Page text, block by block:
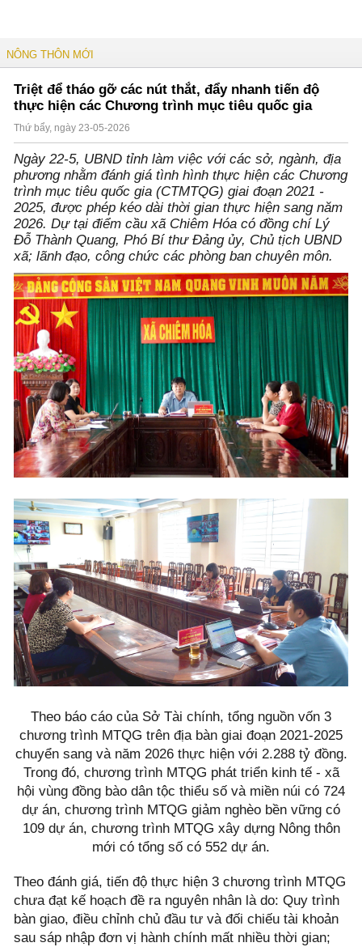
NÔNG THÔN MỚI
Triệt để tháo gỡ các nút thắt, đẩy nhanh tiến độ
thực hiện các Chương trình mục tiêu quốc gia
Thứ bẩy, ngày 23-05-2026
Ngày 22-5, UBND tỉnh làm việc với các sở, ngành, địa
phương nhằm đánh giá tình hình thực hiện các Chương
trình mục tiêu quốc gia (CTMTQG) giai đoạn 2021 -
2025, được phép kéo dài thời gian thực hiện sang năm
2026. Dự tại điểm cầu xã Chiêm Hóa có đồng chí Lý
Đỗ Thành Quang, Phó Bí thư Đảng ủy, Chủ tịch UBND
xã; lãnh đạo, công chức các phòng ban chuyên môn.
Theo báo cáo của Sở Tài chính, tổng nguồn vốn 3
chương trình MTQG trên địa bàn giai đoạn 2021-2025
chuyển sang và năm 2026 thực hiện với 2.288 tỷ đồng.
Trong đó, chương trình MTQG phát triển kinh tế - xã
hội vùng đồng bào dân tộc thiểu số và miền núi có 724
dự án, chương trình MTQG giảm nghèo bền vững có
109 dự án, chương trình MTQG xây dựng Nông thôn
mới có tổng số có 552 dự án.
Theo đánh giá, tiến độ thực hiện 3 chương trình MTQG
chưa đạt kế hoạch đề ra nguyên nhân là do: Quy trình
bàn giao, điều chỉnh chủ đầu tư và đối chiếu tài khoản
sau sáp nhập đơn vị hành chính mất nhiều thời gian;